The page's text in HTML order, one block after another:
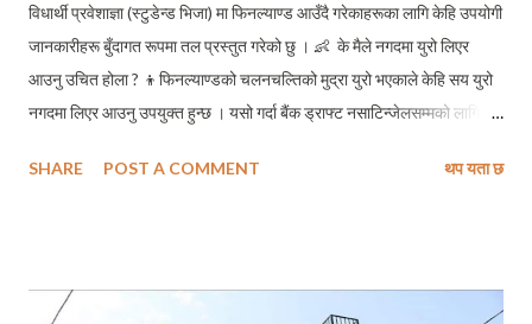
विधार्थी प्रवेशाज्ञा (स्टुडेन्ड भिजा) मा फिनल्याण्ड आउँदै गरेकाहरूका लागि केहि उपयोगी
जानकारीहरू बुँदागत रूपमा तल प्रस्तुत गरेको छु । 👶 के मैले नगदमा युरो लिएर
आउनु उचित होला ? 👦फिनल्याण्डको चलनचल्तिको मुद्रा युरो भएकाले केहि सय युरो
नगदमा लिएर आउनु उपयुक्त हुन्छ । यसो गर्दा बैंक ड्राफ्ट नसाटिन्जेलसम्मको लागि
लागि के गर्नुपर्ला ? 👦 युरोपभर नै मोबाइल फोनको सीम पाउनु एकदमै सहज छ । विना
यस्तो सीम प्रायः दुइ खालको हुने गर्छन । एउटा नेटमात्र चलाउन मिल्ने सीम, अर्को
SHARE POST A COMMENT थप यता छ